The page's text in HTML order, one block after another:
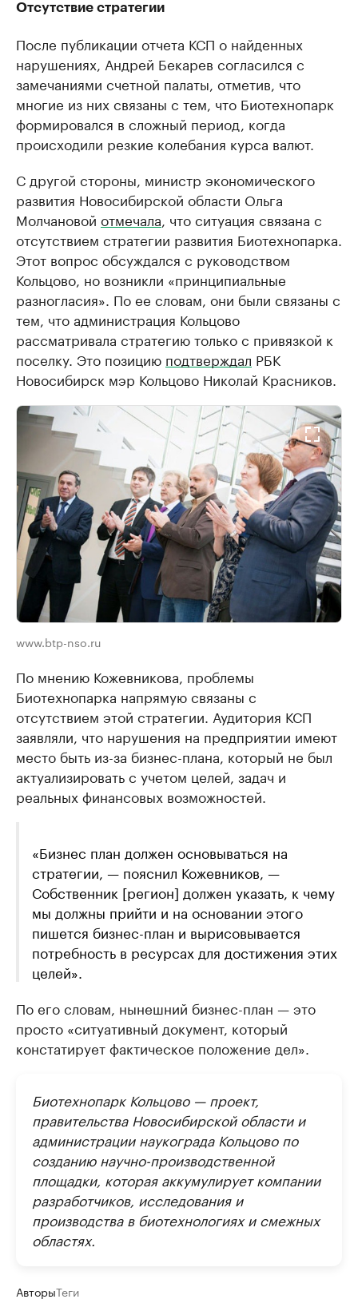
Отсутствие стратегии
После публикации отчета КСП о найденных
нарушениях, Андрей Бекарев согласился с
замечаниями счетной палаты, отметив, что
многие из них связаны с тем, что Биотехнопарк
формировался в сложный период, когда
происходили резкие колебания курса валют.
С другой стороны, министр экономического
развития Новосибирской области Ольга
Молчановой отмечала, что ситуация связана с
отсутствием стратегии развития Биотехнопарка.
Этот вопрос обсуждался с руководством
Кольцово, но возникли «принципиальные
разногласия». По ее словам, они были связаны с
тем, что администрация Кольцово
рассматривала стратегию только с привязкой к
поселку. Это позицию подтверждал РБК
Новосибирск мэр Кольцово Николай Красников.​
www.btp-nso.ru
По мнению Кожевникова, проблемы
Биотехнопарка напрямую связаны с
отсутствием этой стратегии. Аудитория КСП
заявляли, что нарушения на предприятии имеют
место быть из-за бизнес-плана, который не был
актуализировать с учетом целей, задач и
реальных финансовых возможностей.
«Бизнес план должен основываться на
стратегии, — пояснил Кожевников, —
Собственник [регион] должен указать, к чему
мы должны прийти и на основании этого
пишется бизнес-план и вырисовывается
потребность в ресурсах для достижения этих
целей».
По его словам, нынешний бизнес-план — это
просто «ситуативный документ, который
констатирует фактическое положение дел».
Биотехнопарк Кольцово — проект,
правительства Новосибирской области и
администрации наукограда Кольцово по
созданию научно-производственной
площадки, которая аккумулирует компании
разработчиков, исследования и
производства в биотехнологиях и смежных
областях. ​
АвторыТеги